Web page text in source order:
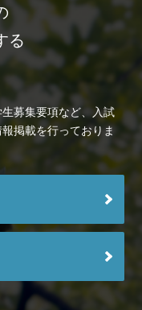
る
募集要項など、入試
掲載を行っておりま